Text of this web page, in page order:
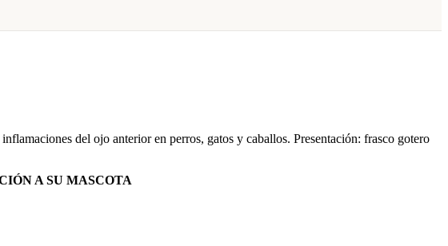
del ojo anterior en perros, gatos y caballos. Presentación: frasco gotero
A SU MASCOTA